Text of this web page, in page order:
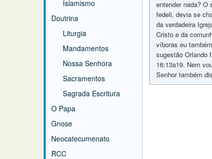
Islamismo
Doutrina
Liturgia
Mandamentos
Nossa Senhora
Sacramentos
Sagrada Escritura
O Papa
Gnose
Neocatecumenato
RCC
entender nada? O
fedeli, devia se
da verdadeira
Cristo e da
víboras eu
sugestão Orlando
16:13a19. Nem
Senhor também